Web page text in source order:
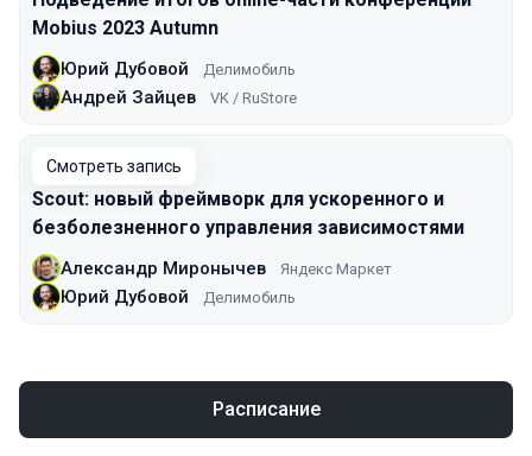
Mobius 2023 Autumn
Юрий Дубовой Делимобиль
Андрей Зайцев VK / RuStore
Смотреть запись
Scout: новый фреймворк для ускоренного и
безболезненного управления зависимостями
Александр Миронычев Яндекс Маркет
Юрий Дубовой Делимобиль
Расписание